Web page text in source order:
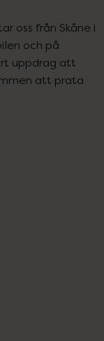
oss från Skåne i
och på
uppdrag att
att prata